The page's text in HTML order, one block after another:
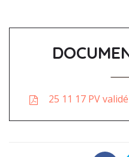
25 11 17 PV validé